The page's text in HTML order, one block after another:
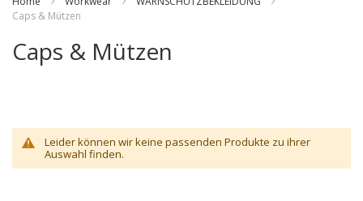
Inhalt
springen
Caps & Mützen
Caps & Mützen
Leider können wir keine passenden Produkte zu ihrer
Auswahl finden.